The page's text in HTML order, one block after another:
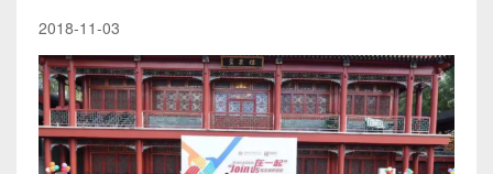
2018-11-03